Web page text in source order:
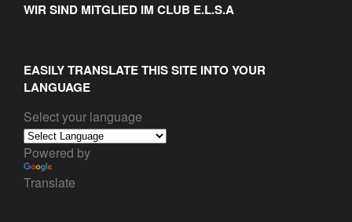
WIR SIND MITGLIED IM CLUB E.L.S.A
EASILY TRANSLATE THIS SITE INTO YOUR
LANGUAGE
Select your language
Powered by
Translate